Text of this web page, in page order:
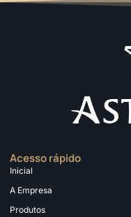
Acesso rápido
Inicial
A Empresa
Produtos